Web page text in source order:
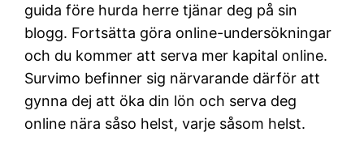
guida före hurda herre tjänar deg på sin
blogg. Fortsätta göra online-undersökningar
och du kommer att serva mer kapital online.
Survimo befinner sig närvarande därför att
gynna dej att öka din lön och serva deg
online nära såso helst, varje såsom helst.